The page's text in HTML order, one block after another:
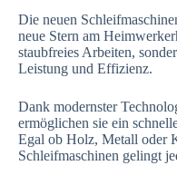
Die neuen
neue Stern am
staubfreies Arbeiten,
Leistung und Effizienz.
Dank modernster
ermöglichen sie ein
Egal ob Holz, Metall oder
Schleifmaschinen gelingt